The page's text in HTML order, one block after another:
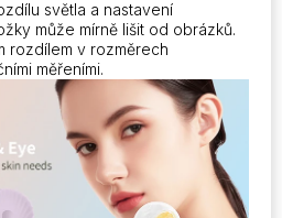
světla a nastavení
může mírně lišit od obrázků.
rozdílem v rozměrech
měřeními.